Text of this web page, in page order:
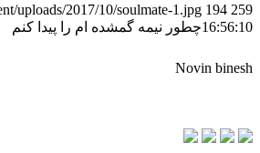
uploads/2017/10/soulmate-1.jpg 194 259
16:56:10چطور نیمه گمشده ام را پیدا کنم
Novin binesh